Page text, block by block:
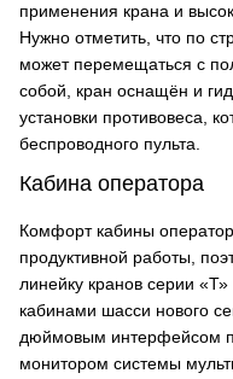
применения крана и
Нужно отметить, что по
может перемещаться с
собой, кран оснащён и
установки противовеса,
беспроводного пульта.
Кабина оператора
Комфорт кабины
продуктивной работы,
линейку кранов серии
кабинами шасси нового
дюймовым интерфейсом
монитором системы